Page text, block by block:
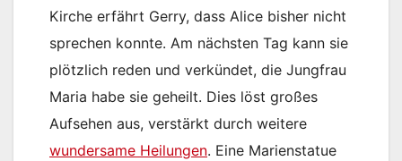
Kirche erfährt Gerry, dass Alice bisher nicht
sprechen konnte. Am nächsten Tag kann sie
plötzlich reden und verkündet, die Jungfrau
Maria habe sie geheilt. Dies löst großes
Aufsehen aus, verstärkt durch weitere
wundersame Heilungen. Eine Marienstatue